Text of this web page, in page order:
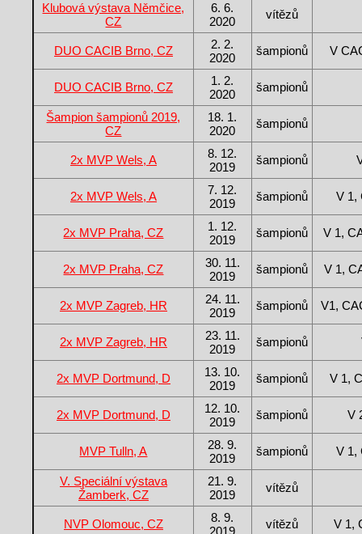
Klubová výstava Němčice,
CZ
6. 6.
2020
vítězů
DUO CACIB Brno, CZ
2. 2.
2020
šampionů V
DUO CACIB Brno, CZ
1. 2.
2020
šampionů
Šampion šampionů 2019,
CZ
18. 1.
2020
šampionů
2x MVP Wels, A
8. 12.
2019
šampionů
2x MVP Wels, A
7. 12.
2019
šampionů V 1,
2x MVP Praha, CZ
1. 12.
2019
šampionů V 1,
2x MVP Praha, CZ
30. 11.
2019
šampionů V 1,
2x MVP Zagreb, HR
24. 11.
2019
šampionů V1,
2x MVP Zagreb, HR
23. 11.
2019
šampionů
2x MVP Dortmund, D
13. 10.
2019
šampionů V 1,
2x MVP Dortmund, D
12. 10.
2019
šampionů V
MVP Tulln, A
28. 9.
2019
šampionů V 1,
V. Speciální výstava
Žamberk, CZ
21. 9.
2019
vítězů
NVP Olomouc, CZ
8. 9.
2019
vítězů V 1,